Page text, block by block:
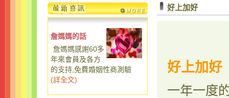
詹媽媽的話
詹媽媽感謝60多
年來會員及各方
的支持,免費婚姻性商測驗
(詳全文)
好上加好
好上加好
一年一度